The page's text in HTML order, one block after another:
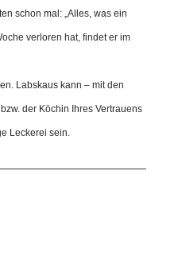
schon mal: „Alles, was ein
verloren hat, findet er im
Labskaus kann – mit den
der Köchin Ihres Vertrauens
Leckerei sein.